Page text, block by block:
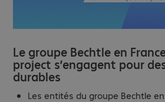
Le groupe Bechtle en
project s’engagent pour
durables
Les entités du groupe Bechtle